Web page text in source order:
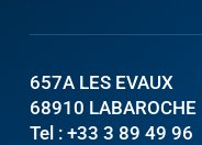
657A LES EVAUX
68910 LABAROCHE
Tel : +33 3 89 49 96